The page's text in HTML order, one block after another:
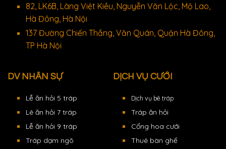
82, LK6B, Làng Việt Kiều, Nguyễn Văn Lộc, Mộ Lao,
Hà Đông, Hà Nội
137 Đường Chiến Thắng, Văn Quán, Quận Hà Đông,
TP Hà Nội
DV NHÂN SỰ
Lễ ăn hỏi 5 tráp
Lê ăn hỏi 7 tráp
Lễ ăn hỏi 9 tráp
Tráp dạm ngõ
DỊCH VỤ CƯỚI
Dịch vụ bê tráp
Tráp ăn hỏi
Cổng hoa cưới
Thuê bàn ghế